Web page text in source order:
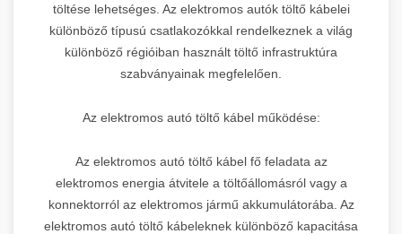
töltése lehetséges. Az elektromos autók töltő kábelei
különböző típusú csatlakozókkal rendelkeznek a világ
különböző régióiban használt töltő infrastruktúra
szabványainak megfelelően.
Az elektromos autó töltő kábel működése:
Az elektromos autó töltő kábel fő feladata az
elektromos energia átvitele a töltőállomásról vagy a
konnektorról az elektromos jármű akkumulátorába. Az
elektromos autó töltő kábeleknek különböző kapacitása